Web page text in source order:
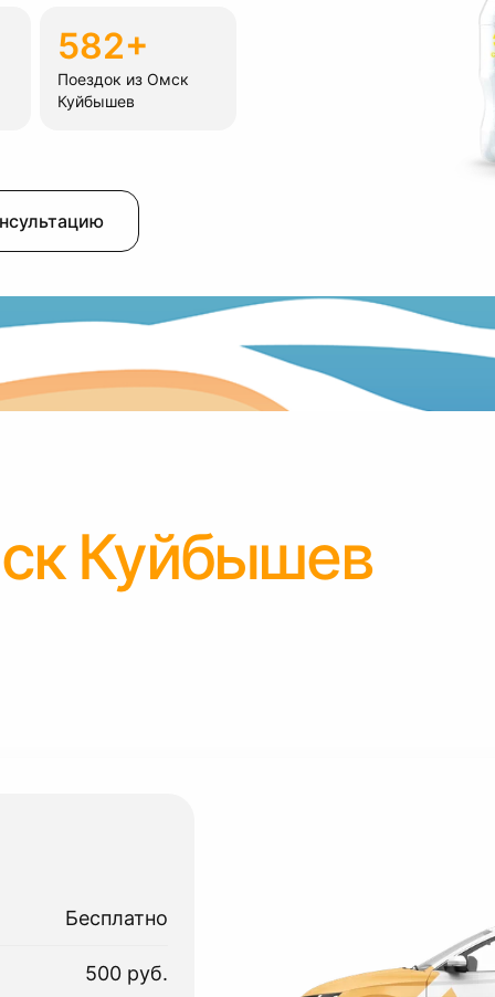
582+
Поездок из Омск
Куйбышев
Куйбышев
Бесплатно
500 руб.